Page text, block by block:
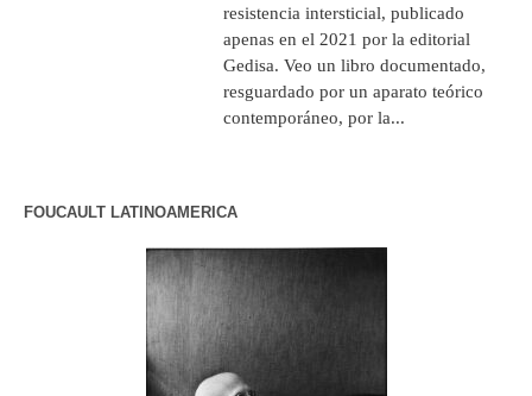
resistencia intersticial, publicado
apenas en el 2021 por la editorial
Gedisa. Veo un libro documentado,
resguardado por un aparato teórico
contemporáneo, por la...
FOUCAULT LATINOAMERICA